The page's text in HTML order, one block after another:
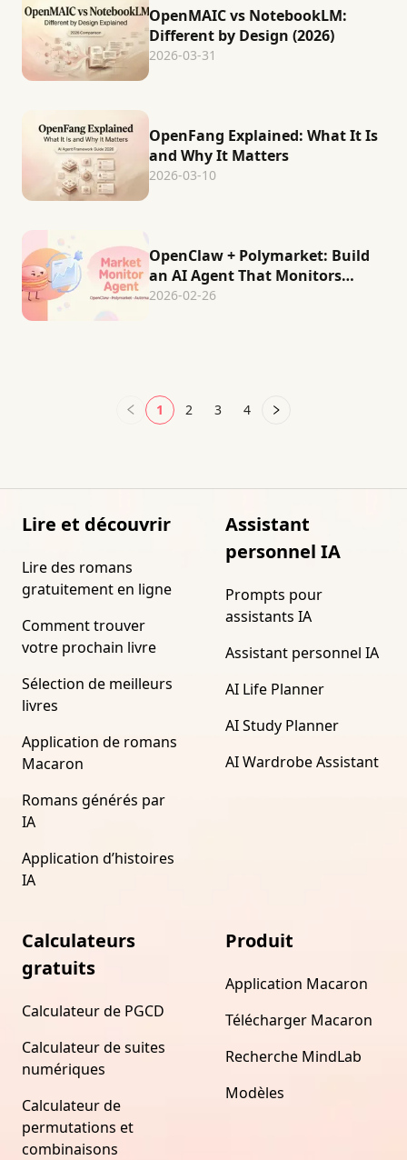
OpenMAIC vs NotebookLM:
Different by Design (2026)
2026-03-31
OpenFang Explained: What It Is
and Why It Matters
2026-03-10
OpenClaw + Polymarket: Build
an AI Agent That Monitors
Prediction Markets
2026-02-26
1 2 3 4
Lire et découvrir
Lire des romans
gratuitement en ligne
Comment trouver
votre prochain livre
Sélection de meilleurs
livres
Application de romans
Macaron
Romans générés par
IA
Application d’histoires
IA
Assistant
personnel IA
Prompts pour
assistants IA
Assistant personnel IA
AI Life Planner
AI Study Planner
AI Wardrobe Assistant
Calculateurs
gratuits
Calculateur de PGCD
Calculateur de suites
numériques
Calculateur de
permutations et
combinaisons
Produit
Application Macaron
Télécharger Macaron
Recherche MindLab
Modèles